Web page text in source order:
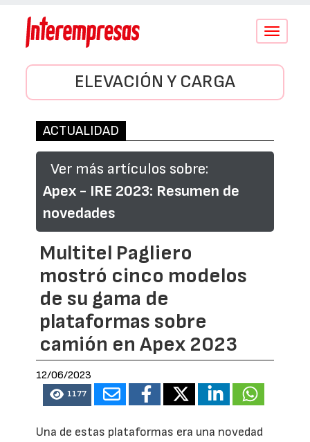
Conmutar
ELEVACIÓN Y CARGA
ACTUALIDAD
Ver más artículos sobre:
Apex - IRE 2023: Resumen de
novedades
Multitel Pagliero
mostró cinco modelos
de su gama de
plataformas sobre
camión en Apex 2023
12/06/2023
1177
Una de estas plataformas era una novedad